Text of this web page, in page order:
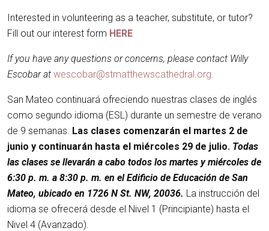
Interested in volunteering as a teacher, substitute, or tutor?
Fill out our interest form HERE
If you have any questions or concerns, please contact Willy
Escobar at wescobar@stmatthewscathedral.org.
San Mateo continuará ofreciendo nuestras clases de inglés
como segundo idioma (ESL) durante un semestre de verano
de 9 semanas. Las clases comenzarán el martes 2 de
junio y continuarán hasta el miércoles 29 de julio. Todas
las clases se llevarán a cabo todos los martes y miércoles de
6:30 p. m. a 8:30 p. m. en el Edificio de Educación de San
Mateo, ubicado en 1726 N St. NW, 20036. La instrucción del
idioma se ofrecerá desde el Nivel 1 (Principiante) hasta el
Nivel 4 (Avanzado).